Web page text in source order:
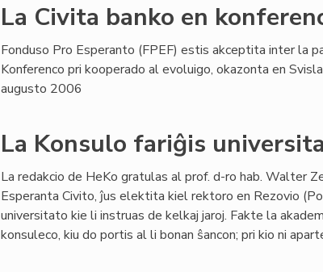
La Civita banko en
Fonduso Pro Esperanto (FPEF) estis akceptita inter la
Konferenco pri kooperado al evoluigo, okazonta en
augusto 2006
La Konsulo fariĝis
La redakcio de HeKo gratulas al prof. d-ro hab. Walter
Esperanta Civito, ĵus elektita kiel rektoro en Rezovio
universitato kie li instruas de kelkaj jaroj. Fakte la
konsuleco, kiu do portis al li bonan ŝancon; pri kio ni